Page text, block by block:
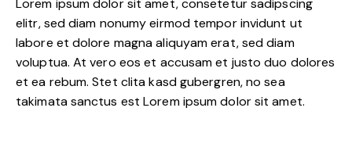
elitr, sed diam nonumy eirmod tempor invidunt ut
labore et dolore magna aliquyam erat, sed diam
voluptua. At vero eos et accusam et justo duo dolores
et ea rebum. Stet clita kasd gubergren, no sea
takimata sanctus est Lorem ipsum dolor sit amet.